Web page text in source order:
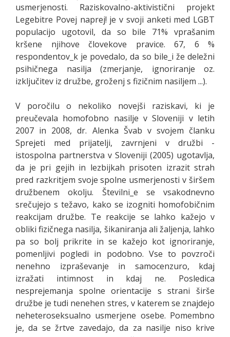
usmerjenosti. Raziskovalno-aktivistični projekt
Legebitre Povej naprej! je v svoji anketi med LGBT
populacijo ugotovil, da so bile 71% vprašanim
kršene njihove človekove pravice. 67, 6 %
respondentov_k je povedalo, da so bile_i že deležni
psihičnega nasilja (zmerjanje, ignoriranje oz.
izključitev iz družbe, groženj s fizičnim nasiljem ...).
V poročilu o nekoliko novejši raziskavi, ki je
preučevala homofobno nasilje v Sloveniji v letih
2007 in 2008, dr. Alenka Švab v svojem članku
Sprejeti med prijatelji, zavrnjeni v družbi -
istospolna partnerstva v Sloveniji (2005) ugotavlja,
da je pri gejih in lezbijkah prisoten izrazit strah
pred razkritjem svoje spolne usmerjenosti v širšem
družbenem okolju. Številni_e se vsakodnevno
srečujejo s težavo, kako se izogniti homofobičnim
reakcijam družbe. Te reakcije se lahko kažejo v
obliki fizičnega nasilja, šikaniranja ali žaljenja, lahko
pa so bolj prikrite in se kažejo kot ignoriranje,
pomenljivi pogledi in podobno. Vse to povzroči
nenehno izpraševanje in samocenzuro, kdaj
izražati intimnost in kdaj ne. Posledica
nesprejemanja spolne orientacije s strani širše
družbe je tudi nenehen stres, v katerem se znajdejo
neheteroseksualno usmerjene osebe. Pomembno
je, da se žrtve zavedajo, da za nasilje niso krive